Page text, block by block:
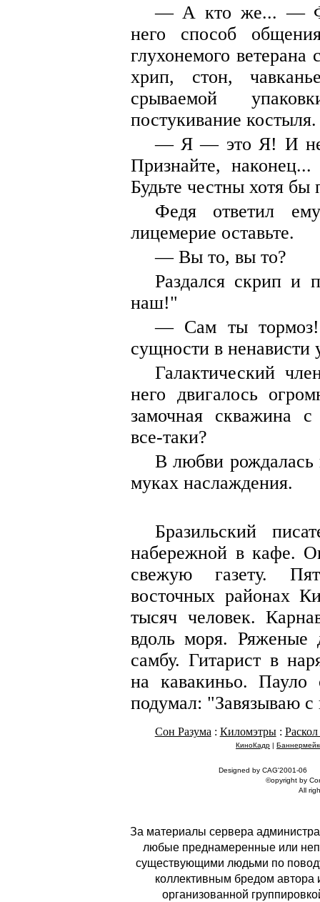
— А кто же... —
него способ
глухонемого ветерана
хрип, стон,
срываемой
постукивание костыля.
— Я — это Я! И
Признайте,
Будьте честны хотя бы
Федя ответил
лицемерие оставьте.
— Вы то, вы то?
Раздался скрип и
наш!"
— Сам ты
сущности в ненависти
Галактический
него двигалось
замочная скважина
все-таки?
В любви рождалась
муках наслаждения.
Бразильский
набережной в кафе.
свежую газету.
восточных районах
тысяч человек.
вдоль моря. Ряженые
самбу. Гитарист в
на кавакиньо. Пауло
подумал: "Завязываю с
Сон Разума : Киломэтры:
КиноКадр |
Designed by CAG'2001-06
©opyright by
All
За материалы сервера
любые преднамеренные или
существующими людьми по
коллективным бредом автора
организованной